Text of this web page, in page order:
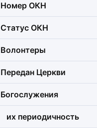
Номер ОКН
Статус ОКН
Волонтеры
Передан Церкви
Богослужения
их периодичность